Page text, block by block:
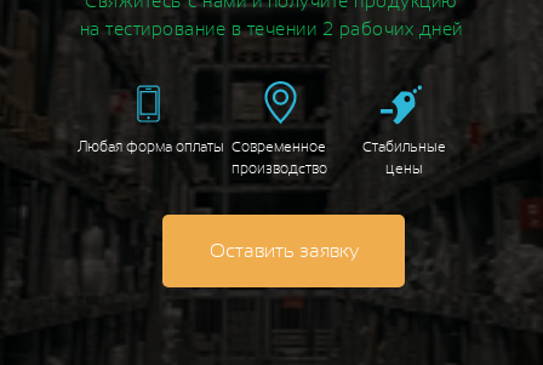
на тестирование в течении 2 рабочих дней
Современное
производство
Стабильные
цены
Любая форма оплаты
Оставить заявку